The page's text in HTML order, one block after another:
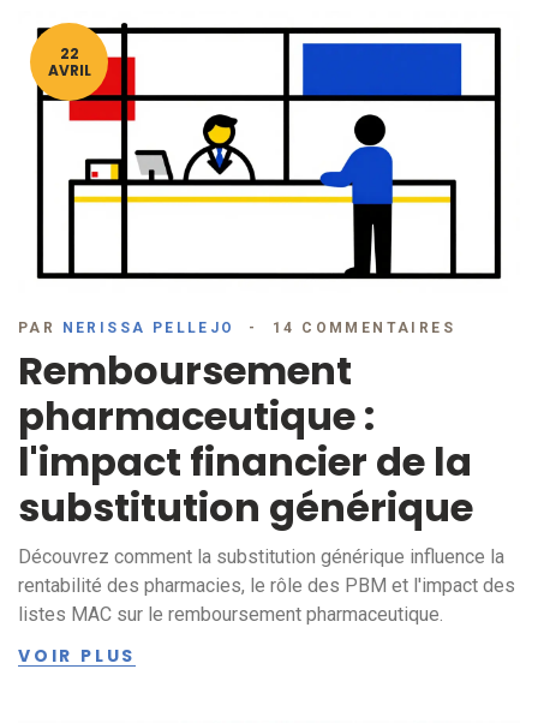
22
AVRIL
PAR NERISSA PELLEJO 14 COMMENTAIRES
Remboursement
pharmaceutique :
l'impact financier de la
substitution générique
Découvrez comment la substitution générique influence la
rentabilité des pharmacies, le rôle des PBM et l'impact des
listes MAC sur le remboursement pharmaceutique.
VOIR PLUS